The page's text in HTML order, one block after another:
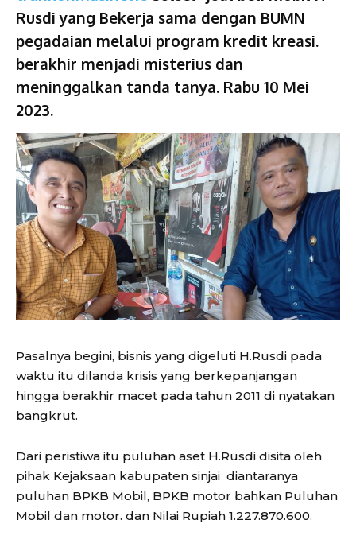
Rusdi yang Bekerja sama dengan BUMN
pegadaian melalui program kredit kreasi.
berakhir menjadi misterius dan
meninggalkan tanda tanya. Rabu 10 Mei
2023.
Pasalnya begini, bisnis yang digeluti H.Rusdi pada
waktu itu dilanda krisis yang berkepanjangan
hingga berakhir macet pada tahun 2011 di nyatakan
bangkrut.
Dari peristiwa itu puluhan aset H.Rusdi disita oleh
pihak Kejaksaan kabupaten sinjai diantaranya
puluhan BPKB Mobil, BPKB motor bahkan Puluhan
Mobil dan motor. dan Nilai Rupiah 1.227.870.600.